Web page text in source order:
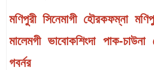
মণিপুরী সিনেমাগী হৌরকফম্না
মালেমগী ভাবোকশিংদা পাক-চাউনা
গবর্নর